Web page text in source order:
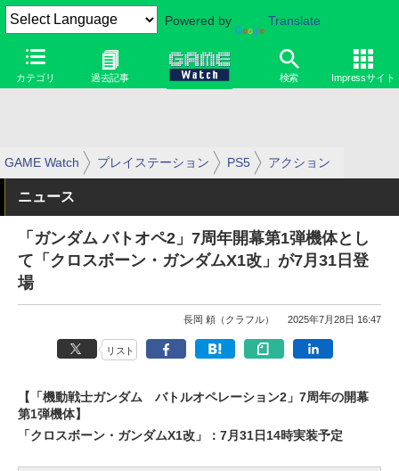
Powered by Translate
カテゴリ 過去記事 検索 Impressサイト
GAME Watch プレイステーション PS5 アクション
ニュース
「ガンダム バトオペ2」7周年開幕第1弾機体とし
て「クロスボーン・ガンダムX1改」が7月31日登
場
長岡 頼（クラフル） 2025年7月28日 16:47
リスト
【「機動戦士ガンダム バトルオペレーション2」7周年の開幕
第1弾機体】
「クロスボーン・ガンダムX1改」：7月31日14時実装予定